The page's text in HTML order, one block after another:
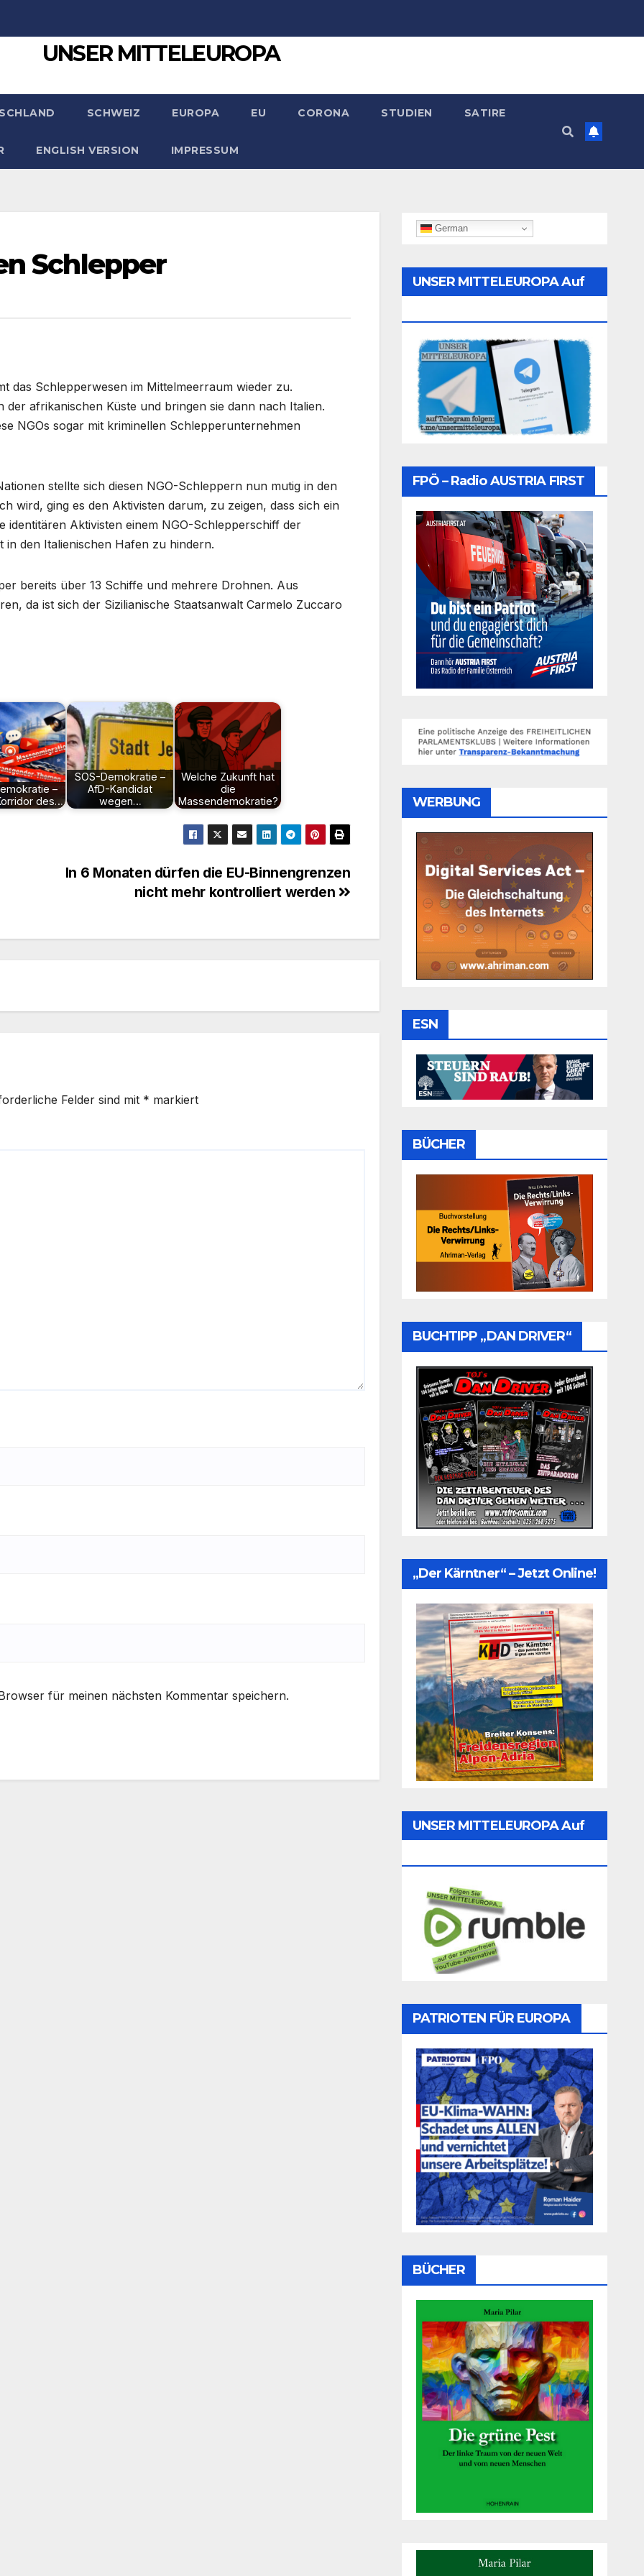
UNSER MITTELEUROPA
SCHWEIZ EUROPA EU CORONA STUDIEN SATIRE
ENGLISH VERSION IMPRESSUM
Schlepper
das Schlepperwesen im Mittelmeerraum wieder zu.
der afrikanischen Küste und bringen sie dann nach Italien.
NGOs sogar mit kriminellen Schlepperunternehmen
stellte sich diesen NGO-Schleppern nun mutig in den
wird, ging es den Aktivisten darum, zu zeigen, dass sich ein
identitären Aktivisten einem NGO-Schlepperschiff der
in den Italienischen Hafen zu hindern.
bereits über 13 Schiffe und mehrere Drohnen. Aus
da ist sich der Sizilianische Staatsanwalt Carmelo Zuccaro
–
des…
SOS-Demokratie –
AfD-Kandidat
wegen…
Welche Zukunft hat
die
Massendemokratie?
In 6 Monaten dürfen die EU-Binnengrenzen
nicht mehr kontrolliert werden
Felder sind mit * markiert
für meinen nächsten Kommentar speichern.
German
UNSER MITTELEUROPA Auf
FPÖ – Radio AUSTRIA FIRST
WERBUNG
ESN
BÜCHER
BUCHTIPP „DAN DRIVER“
„Der Kärntner“ – Jetzt Online!
UNSER MITTELEUROPA Auf
PATRIOTEN FÜR EUROPA
BÜCHER